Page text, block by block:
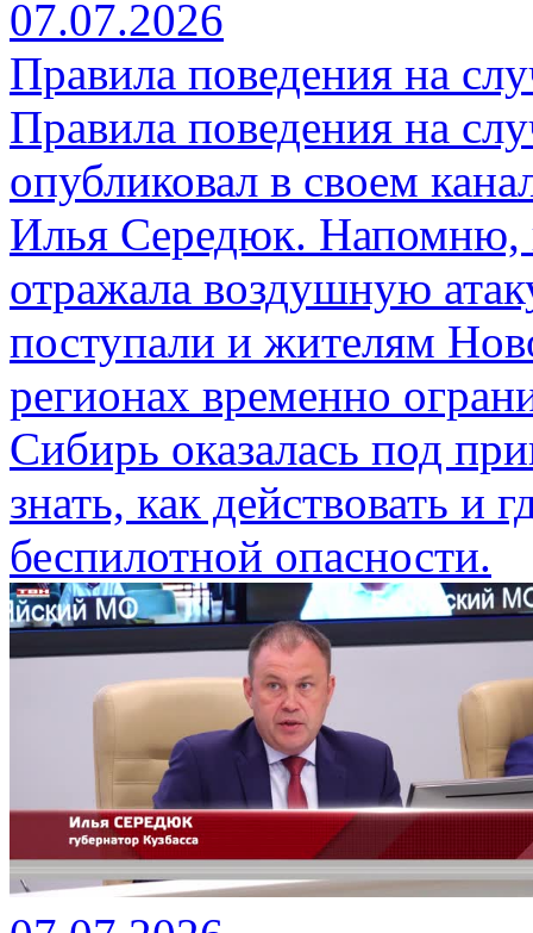
07.07.2026
Правила поведения на
Правила поведения на
опубликовал в своем
Илья Середюк. Напомню,
отражала воздушную
поступали и жителям
регионах временно
Сибирь оказалась под
знать, как действовать и
беспилотной опасности.